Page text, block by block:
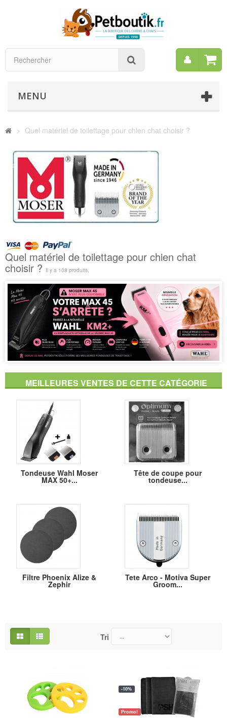
Mon
MENU
> Quel matériel de toilettage pour chien chat choisir ?
Quel matériel de toilettage pour chien chat
choisir ? Il y a 108 produits.
MEILLEURES VENTES DE CETTE CATÉGORIE
Tondeuse Wahl Moser
MAX 50+...
Tête de coupe pour
tondeuse...
Filtre Phoenix Alize &
Zephir
Tete Arco - Motiva Super
Groom...
Tri
Promo!
-10%